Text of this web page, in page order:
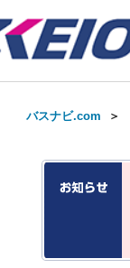
バスナビ.com ＞